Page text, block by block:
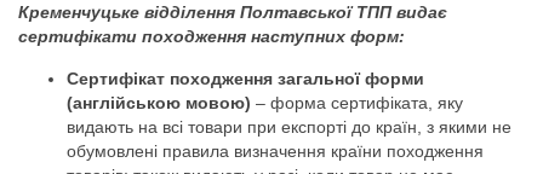
Кременчуцьке відділення Полтавської ТПП видає
сертифікати походження наступних форм:
Сертифікат походження загальної форми
(англійською мовою) – форма сертифіката, яку
видають на всі товари при експорті до країн, з якими не
обумовлені правила визначення країни походження